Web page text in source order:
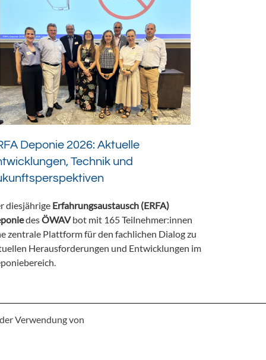
Deponie 2026: Aktuelle
Technik und
diesjährige Erfahrungsaustausch (ERFA)
desÖWAVbot mit 165 Teilnehmer:innen
zentrale Plattform für den fachlichen Dialog zu
Herausforderungen und Entwicklungen im
Verwendung von